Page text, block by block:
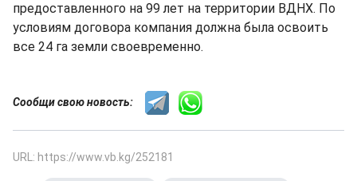
предоставленного на 99 лет на территории ВДНХ. По
условиям договора компания должна была освоить
все 24 га земли своевременно.
Сообщи свою новость:
URL: https://www.vb.kg/252181